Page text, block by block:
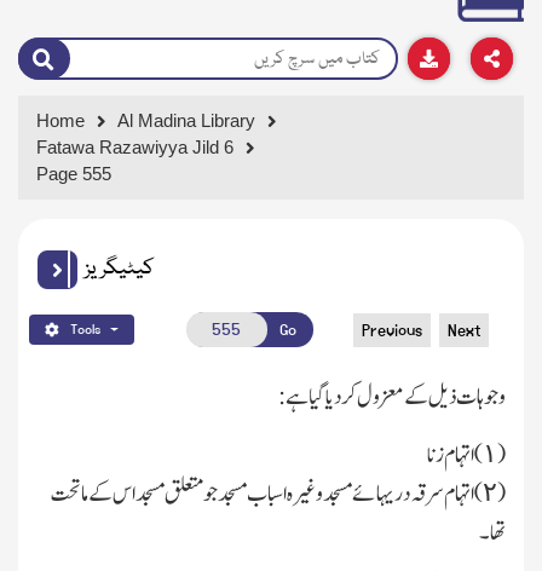
Home
Al Madina Library
Fatawa Razawiyya Jild 6
Page 555
کیٹیگریز
Tools Go Previous Next
وجوہات ذیل کے معزول کردیا گیاہے:
( ١)ا تہام زنا
(٢) اتہام سرقہ دریہائے مسجد وغیرہ اسباب مسجد جو متعلق مسجد اس کے ماتحت
تھا۔